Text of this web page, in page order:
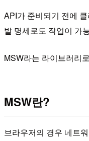
API가 준비되기 전에
발 명세로도 작업이 가
MSW라는 라이브러리
MSW란?
브라우저의 경우 네트